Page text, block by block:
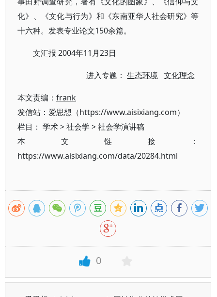
化》、《文化与行为》和《东南亚华人社会研究》等
十六种。发表专业论文150余篇。
文汇报 2004年11月23日
进入专题：生态环境 文化理念
本文责编： frank
发信站：爱思想（https://www.aisixiang.com）
栏目： 学术>社会学 >社会学演讲稿
本文链接：
https://www.aisixiang.com/data/20284.html
0